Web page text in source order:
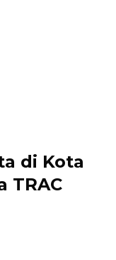
di Kota
TRAC